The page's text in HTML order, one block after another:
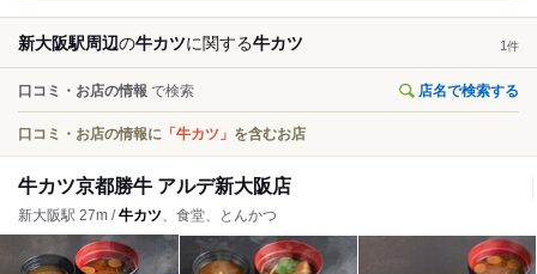
新大阪駅周辺の牛カツに関する牛カツ 1 件
口コミ・お店の情報 で検索 店名で検索する
口コミ・お店の情報に 「牛カツ」 を含むお店
牛カツ京都勝牛 アルデ新大阪店
新大阪駅 27m /牛カツ、食堂、とんかつ